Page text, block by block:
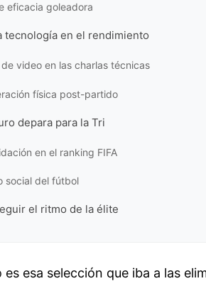
eficacia goleadora
tecnología en el rendimiento
de video en las charlas técnicas
física post-partido
depara para la Tri
en el ranking FIFA
social del fútbol
el ritmo de la élite
es esa selección que iba a las